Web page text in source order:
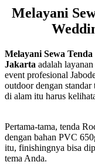
Melayani
Melayani Sewa
Jakarta adalah
event profesional
outdoor dengan
di alam itu harus
Pertama-tama, tenda
dengan bahan PVC
itu, finishingnya bisa
tema Anda.